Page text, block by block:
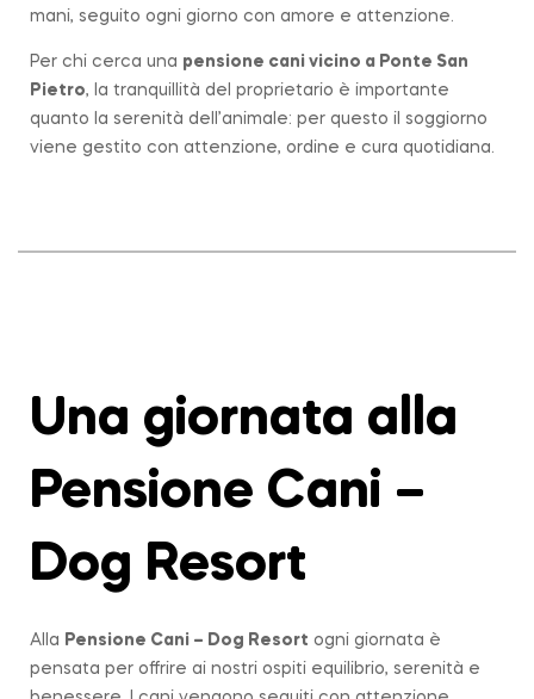
mani, seguito ogni giorno con amore e attenzione.
Per chi cerca una pensione cani vicino a Ponte San
Pietro, la tranquillità del proprietario è importante
quanto la serenità dell’animale: per questo il soggiorno
viene gestito con attenzione, ordine e cura quotidiana.
Una giornata alla
Pensione Cani –
Dog Resort
Alla Pensione Cani – Dog Resort ogni giornata è
pensata per offrire ai nostri ospiti equilibrio, serenità e